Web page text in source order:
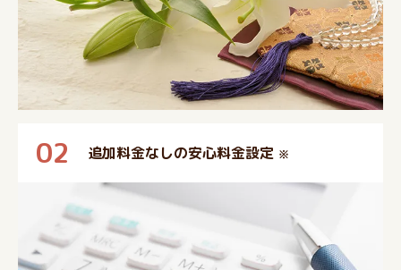
02 追加料金なしの安心料金設定 ※